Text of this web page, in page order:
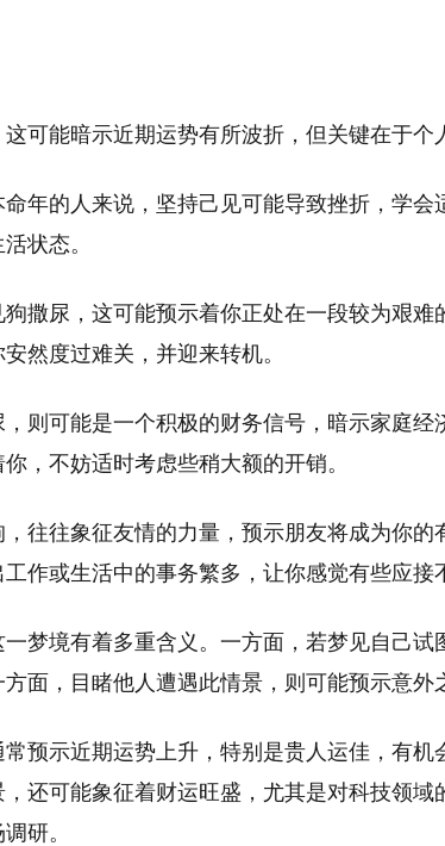
可能暗示近期运势有所波折，但关键在于个
年的人来说，坚持己见可能导致挫折，学
状态。
狗撒尿，这可能预示着你正处在一段较为艰
然度过难关，并迎来转机。
则可能是一个积极的财务信号，暗示家庭
，不妨适时考虑些稍大额的开销。
往往象征友情的力量，预示朋友将成为你的
作或生活中的事务繁多，让你感觉有些应接
梦境有着多重含义。一方面，若梦见自己试
面，目睹他人遭遇此情景，则可能预示意外
预示近期运势上升，特别是贵人运佳，有机
还可能象征着财运旺盛，尤其是对科技领域
研。